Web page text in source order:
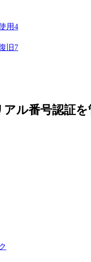
用4
旧 7
ル番号認証を